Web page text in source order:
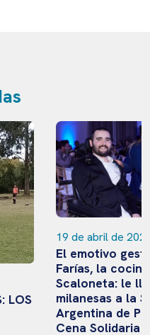
abril de 2023
gesto de Antonia
la cocinera de la
le llevó sus
a la Selección
de Powerchair a la
Solidaria